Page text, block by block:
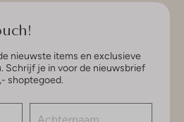
nieuwste items en exclusieve
Schrijf je in voor de nieuwsbrief
shoptegoed.